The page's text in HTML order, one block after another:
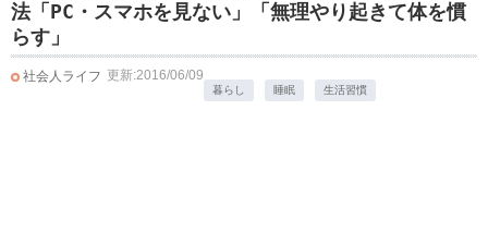
法「PC・スマホを見ない」「無理やり起きて体を慣
らす」
社会人ライフ 更新:2016/06/09
暮らし 睡眠 生活習慣